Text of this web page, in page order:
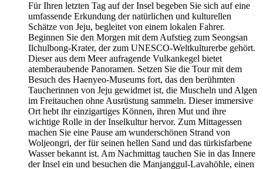
Für Ihren letzten Tag auf der Insel begeben Sie sich auf eine
umfassende Erkundung der natürlichen und kulturellen
Schätze von Jeju, begleitet von einem lokalen Fahrer.
Beginnen Sie den Morgen mit dem Aufstieg zum Seongsan
Ilchulbong-Krater, der zum UNESCO-Weltkulturerbe gehört.
Dieser aus dem Meer aufragende Vulkankegel bietet
atemberaubende Panoramen. Setzen Sie die Tour mit dem
Besuch des Haenyeo-Museums fort, das den berühmten
Taucherinnen von Jeju gewidmet ist, die Muscheln und Algen
im Freitauchen ohne Ausrüstung sammeln. Dieser immersive
Ort hebt ihr einzigartiges Können, ihren Mut und ihre
wichtige Rolle in der Inselkultur hervor. Zum Mittagessen
machen Sie eine Pause am wunderschönen Strand von
Woljeongri, der für seinen hellen Sand und das türkisfarbene
Wasser bekannt ist. Am Nachmittag tauchen Sie in das Innere
der Insel ein und besuchen die Manjanggul-Lavahöhle, einen